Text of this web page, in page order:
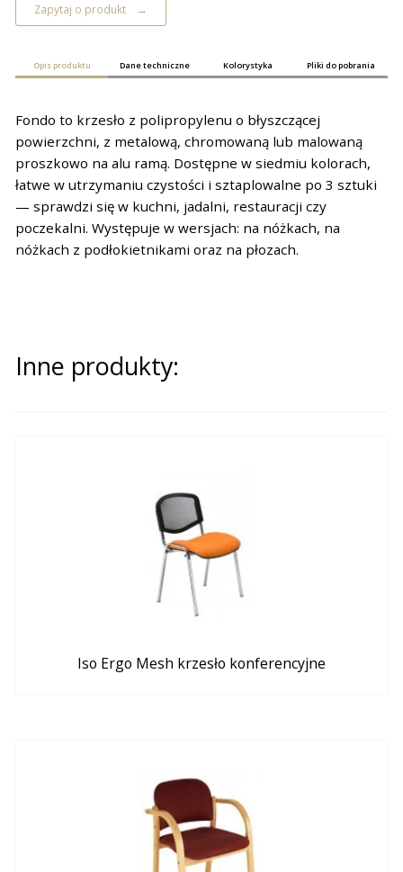
Zapytaj o produkt
Opis produktu Dane techniczne Kolorystyka Pliki do pobrania
Fondo to krzesło z polipropylenu o błyszczącej
powierzchni, z metalową, chromowaną lub malowaną
proszkowo na alu ramą. Dostępne w siedmiu kolorach,
łatwe w utrzymaniu czystości i sztaplowalne po 3 sztuki
— sprawdzi się w kuchni, jadalni, restauracji czy
poczekalni. Występuje w wersjach: na nóżkach, na
nóżkach z podłokietnikami oraz na płozach.
Inne produkty:
Iso Ergo Mesh krzesło konferencyjne